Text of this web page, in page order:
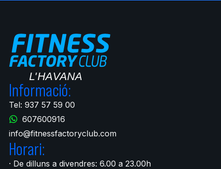
Informació:
Tel: 937 57 59 00
607600916
info@fitnessfactoryclub.com
Horari:
· De dilluns a divendres: 6.00 a 23.00h